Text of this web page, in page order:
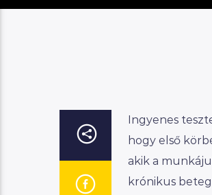
Ingyenes
hogy első
akik a
krónikus